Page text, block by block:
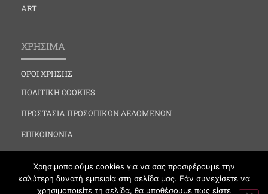
ART
ΧΡΗΣΙΜΑ
ΟΡΟΙ ΧΡΗΣΗΣ
ΠΟΛΙΤΙΚΗ COOKIES
ΠΡΟΣΤΑΣΙΑ ΠΡΟΣΩΠΙΚΩΝ ΔΕΔΟΜΕΝΩΝ
ΕΠΙΚΟΙΝΩΝΙΑ
Χρησιμοποιούμε cookies για να σας προσφέρουμε την
καλύτερη δυνατή εμπειρία στη σελίδα μας. Εάν συνεχίσετε να
χρησιμοποιείτε τη σελίδα, θα υποθέσουμε πως είστε